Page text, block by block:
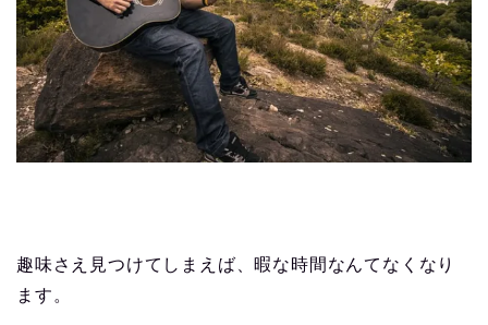
趣味さえ見つけてしまえば、暇な時間なんてなくなり
ます。